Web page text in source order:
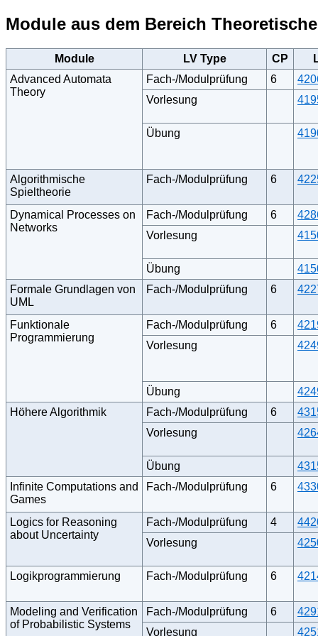
Module aus dem Bereich
Module LV Type CP
Advanced Automata
Theory
Fach-/Modulprüfung 6
Vorlesung
Übung
Algorithmische
Spieltheorie
Fach-/Modulprüfung 6
Dynamical Processes on
Networks
Fach-/Modulprüfung 6
Vorlesung
Übung
Formale Grundlagen von
UML
Fach-/Modulprüfung 6
Funktionale
Programmierung
Fach-/Modulprüfung 6
Vorlesung
Übung
Höhere Algorithmik
Fach-/Modulprüfung 6
Vorlesung
Übung
Infinite Computations and
Games
Fach-/Modulprüfung 6
Logics for Reasoning
about Uncertainty
Fach-/Modulprüfung 4
Vorlesung
Logikprogrammierung Fach-/Modulprüfung 6
Modeling and Verification
of Probabilistic Systems
Fach-/Modulprüfung 6
Vorlesung